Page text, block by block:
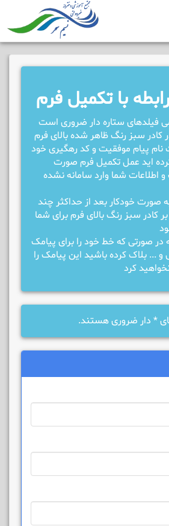
با تکمیل فرم
فیلدهای ستاره دار ضروری است
کادر سبز رنگ ظاهر شده بالای فرم
نام پیام موفقیت و کد رهگیری خود
اید عمل تکمیل فرم صورت
اطلاعات شما وارد سامانه نشده
صورت خودکار بعد از حداکثر چند
کادر سبز رنگ بالای فرم برای شما
در صورتی که خط خود را برای پیامک
و ... بلاک کرده باشید این پیامک را
کرد
* دار ضروری هستند.